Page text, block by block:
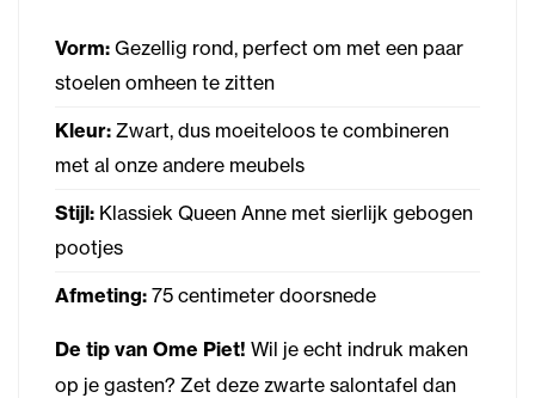
Vorm: Gezellig rond, perfect om met een paar
stoelen omheen te zitten
Kleur: Zwart, dus moeiteloos te combineren
met al onze andere meubels
Stijl: Klassiek Queen Anne met sierlijk gebogen
pootjes
Afmeting: 75 centimeter doorsnede
De tip van Ome Piet! Wil je echt indruk maken
op je gasten? Zet deze zwarte salontafel dan